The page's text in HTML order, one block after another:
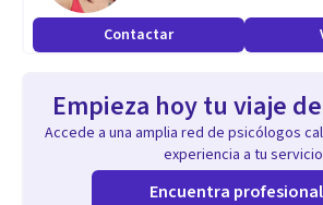
miedos, etc.
gestión emocional, PNL, superación de
de patrones de comportamiento,
casi al final del proceso un plan de acción
Contactar
Empieza hoy tu viaje
Accede a una amplia red de psicólogos
experiencia a tu
Encuentra